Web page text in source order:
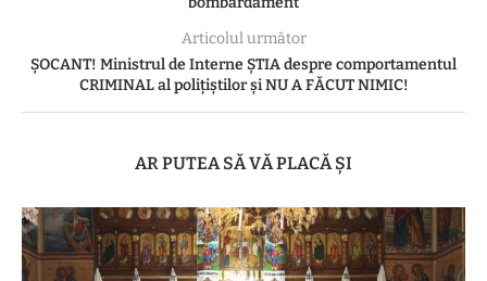
Articolul următor
ȘOCANT! Ministrul de Interne ȘTIA despre comportamentul
CRIMINAL al polițiștilor și NU A FĂCUT NIMIC!
AR PUTEA SĂ VĂ PLACĂ ȘI